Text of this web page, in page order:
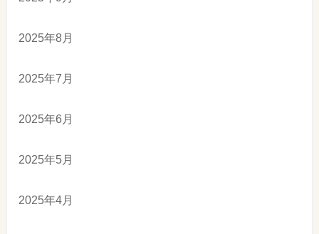
2025年8月
2025年7月
2025年6月
2025年5月
2025年4月